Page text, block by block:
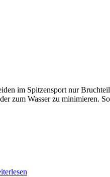
im Spitzensport nur
zum Wasser zu minimieren.